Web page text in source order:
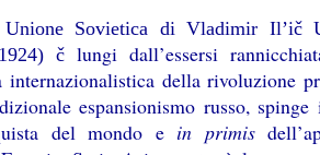
Sovietica di Vladimir Il’ič
č lungi dall’essersi
internazionalistica della rivoluzione
espansionismo russo,
del mondo e in primis